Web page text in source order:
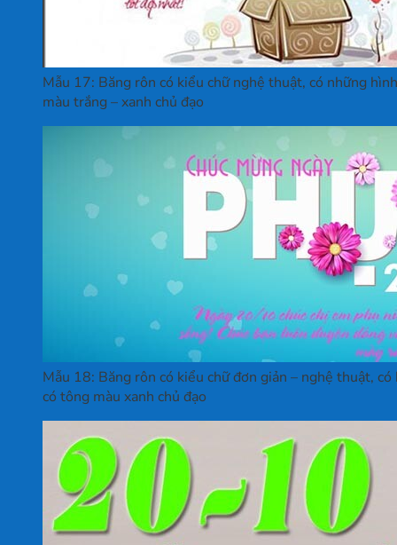
Mẫu 17: Băng rôn có kiểu chữ nghệ thuật, có những
màu trắng – xanh chủ đạo
Mẫu 18: Băng rôn có kiểu chữ đơn giản – nghệ thuật,
có tông màu xanh chủ đạo